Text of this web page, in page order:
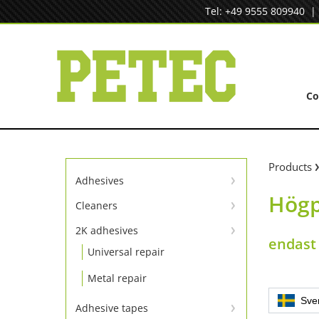
to
Tel: +49 9555 809940
Adhesives
Instant adhesives
SpeedBond adhesive system
Contact adhesives
Cleaners
Cleaners
2K adhesives
Universal repair
Metal repair
Adhesive tapes
Products